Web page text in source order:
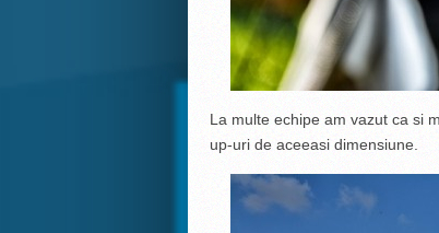
La multe echipe am vazut ca si
up-uri de aceeasi dimensiune.